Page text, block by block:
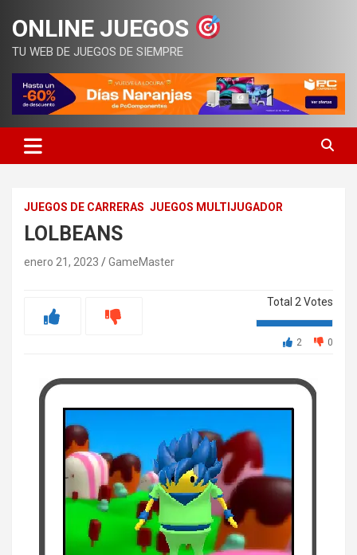
contenido
ONLINE JUEGOS
TU WEB DE JUEGOS DE SIEMPRE
JUEGOS DE CARRERAS JUEGOS MULTIJUGADOR
LOLBEANS
enero 21, 2023 GameMaster
Total 2 Votes
0
2